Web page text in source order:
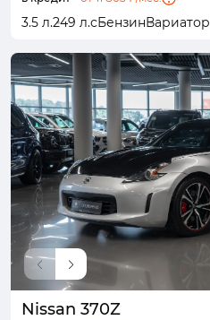
3.5 л.249 л.сБензинВариатор
Nissan 370Z